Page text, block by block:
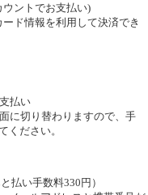
ウントでお支払い)
ド情報を利用して決済でき
払い
に切り替わりますので、手
ください。
払い手数料330円）